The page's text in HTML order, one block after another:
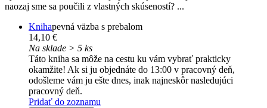
naozaj sme sa poučili z vlastných skúseností? ...
Knihapevná väzba s prebalom
14,10 €
Na sklade > 5 ks
Táto kniha sa môže na cestu ku vám vybrať prakticky
okamžite! Ak si ju objednáte do 13:00 v pracovný deň,
odošleme vám ju ešte dnes, inak najneskôr nasledujúci
pracovný deň.
Pridať do zoznamu